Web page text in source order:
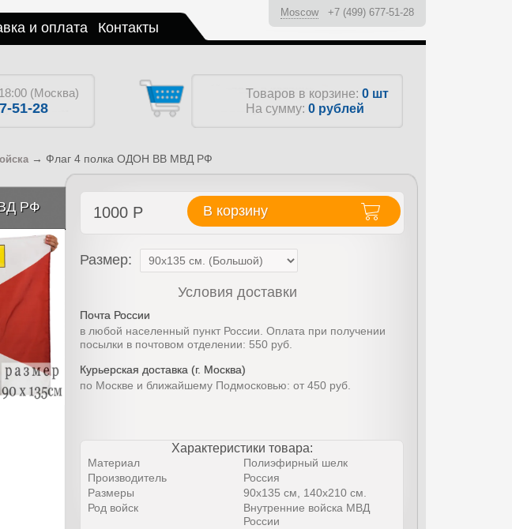
и оплата Контакты
Moscow +7 (499) 677-51-28
(Москва)
51-28
Товаров в корзине: 0 шт
На сумму: 0 рублей
→ Флаг 4 полка ОДОН ВВ МВД РФ
РФ 1000 Р В корзину
Размер:
Условия доставки
Почта России
в любой населенный пункт России. Оплата при получении
посылки в почтовом отделении: 550 руб.
Курьерская доставка (г. Москва)
по Москве и ближайшему Подмосковью: от 450 руб.
Характеристики товара:
Материал
Полиэфирный шелк
Производитель
Россия
Размеры
90х135 см, 140х210 см.
Род войск
Внутренние войска МВД
России